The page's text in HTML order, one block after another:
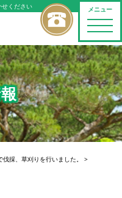
メニュー
toggle
せください
採、草刈りを行いました。
>